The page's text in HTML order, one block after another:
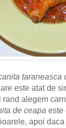
taraneasca
este atat de
alegem
de ceapa este
apoi